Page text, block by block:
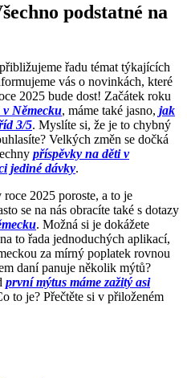
podstatné na
řadu témat týkajících
vás o novinkách, které
2025 bude dost! Začátek roku
Německu, máme také jasno, jak
3/5. Myslíte si, že je to chybný
Velkých změn se dočká
příspěvky na děti v
jediné dávky.
2025 poroste, a to je
se na nás obracíte také s dotazy
. Možná si je dokážete
to řada jednoduchých aplikací,
za mírný poplatek rovnou
daní panuje několik mýtů?
první mýtus máme zažitý asi
to je? Přečtěte si v přiloženém